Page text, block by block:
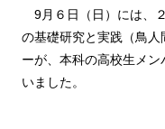
9月６日（日）には、
の基礎研究と実践（鳥
ーが、本科の高校生メ
いました。